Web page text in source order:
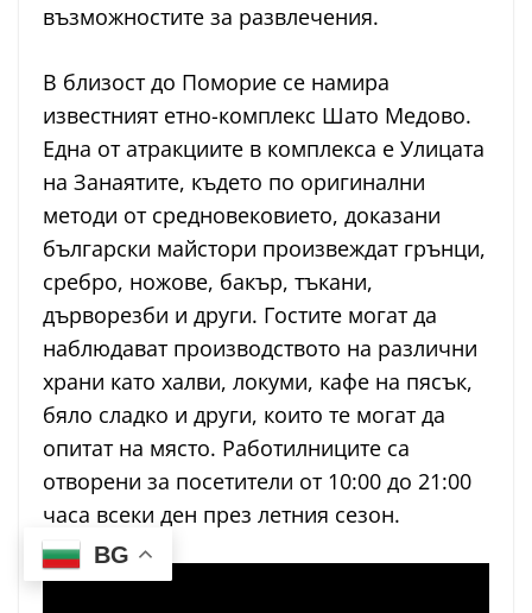
възможностите за развлечения.
В близост до Поморие се намира
известният етно-комплекс Шато Медово.
Eдна от атракциите в комплекса е Улицата
на Занаятите, където по оригинални
методи от средновековието, доказани
български майстори произвеждат грънци,
сребро, ножове, бакър, тъкани,
дърворезби и други. Гостите могат да
наблюдават производството на различни
храни като халви, локуми, кафе на пясък,
бяло сладко и други, които те могат да
опитат на място. Работилниците са
отворени за посетители от 10:00 до 21:00
часа всеки ден през летния сезон.
BG